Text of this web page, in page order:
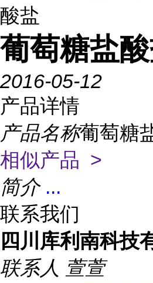
酸盐
葡萄糖盐
2016-05-12
产品详情
产品名称葡萄糖
相似产品 >
简介 ...
联系我们
四川库利南科技
联系人 萱萱